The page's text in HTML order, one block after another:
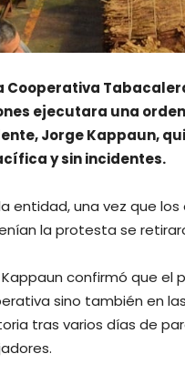
Cooperativa
ejecutara una
Jorge Kappaun,
y sin incidentes.
entidad, una vez que
la protesta se
confirmó que el
sino también en
tras varios días de